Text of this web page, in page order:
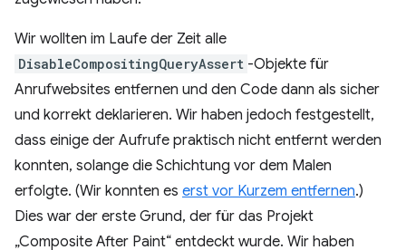
Wir wollten im Laufe der Zeit alle
DisableCompositingQueryAssert -Objekte für
Anrufwebsites entfernen und den Code dann als sicher
und korrekt deklarieren. Wir haben jedoch festgestellt,
dass einige der Aufrufe praktisch nicht entfernt werden
konnten, solange die Schichtung vor dem Malen
erfolgte. (Wir konnten es erst vor Kurzem entfernen.)
Dies war der erste Grund, der für das Projekt
„Composite After Paint“ entdeckt wurde. Wir haben